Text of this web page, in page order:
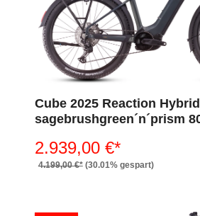
Cube 2025 Reaction
sagebrushgreen´n´prism
2.939,00 €*
4.199,00 €* (30.01% gespart)